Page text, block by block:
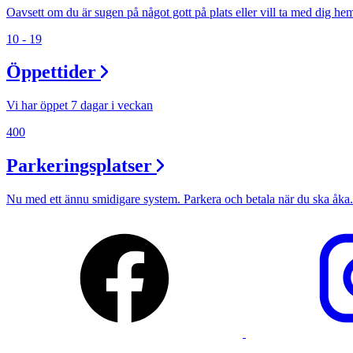
Min Shopping-app
Oavsett om du är sugen på något gott på plats eller vill ta med dig
10 - 19
Öppettider
Vi har öppet 7 dagar i veckan
400
Parkeringsplatser
Nu med ett ännu smidigare system. Parkera och betala när du ska åka.